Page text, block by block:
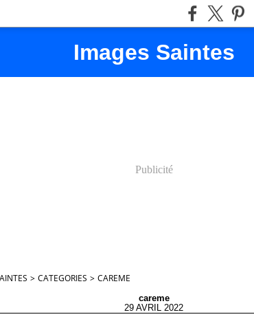
Images Saintes
Publicité
> CATEGORIES > CAREME
careme
29 AVRIL 2022